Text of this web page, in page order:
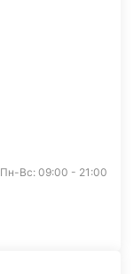
Пн-Вс: 09:00 - 21:00